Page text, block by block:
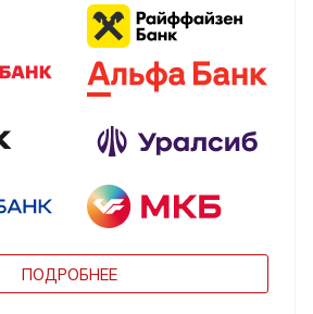
ПОДРОБНЕЕ